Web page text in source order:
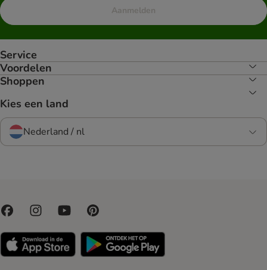
Aanmelden
Service
Voordelen
Shoppen
Kies een land
Nederland / nl